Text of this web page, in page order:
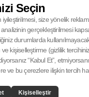
Seçin
size yönelik
gerçekleştirilmesi
durumlarda
ve kişiselleştirme (gizlilik
“Kabul Et”,
ve bu çerezlere ilişkin tercih
Kişiselleştir
100.4
98.0
FEC
CANLI